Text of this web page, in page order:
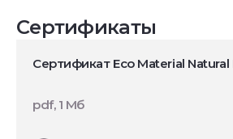
Сертификаты
Сертификат Eco Material
pdf, 1 Мб